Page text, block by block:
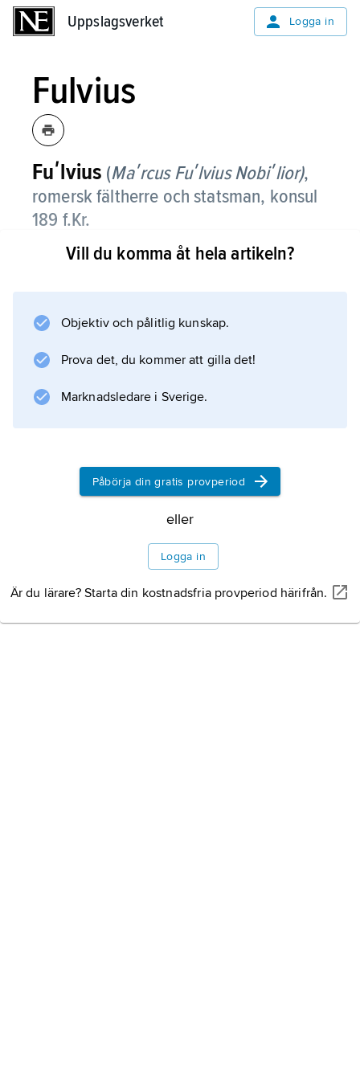
Uppslagsverket Logga in
Fulvius
Fuʹlvius (Maʹrcus Fuʹlvius Nobiʹlior),
romersk fältherre och statsman, konsul
189 f.Kr.
I kamp mot aitolerna erövrade Fulvius
Vill du komma åt hela artikeln?
Objektiv och pålitlig kunskap.
Prova det, du kommer att gilla det!
Marknadsledare i Sverige.
Påbörja din gratis provperiod
eller
Logga in
Är du lärare? Starta din kostnadsfria provperiod härifrån.